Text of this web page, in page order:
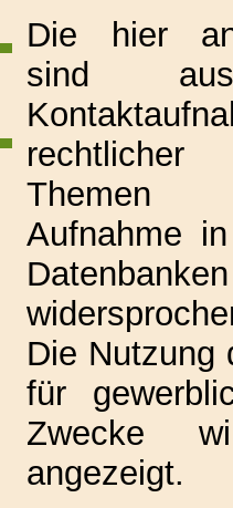
Die hier
sind
Themen
Aufnahme
Die Nutzung
für
Zwecke
angezeigt.